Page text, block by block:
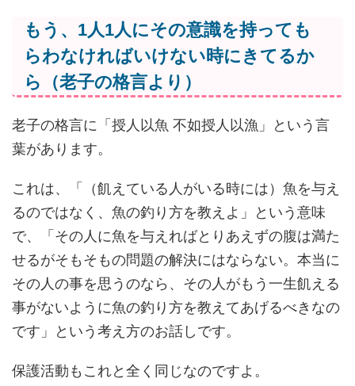
もう、1人1人にその意識を持っても
らわなければいけない時にきてるか
ら（老子の格言より）
老子の格言に「授人以魚 不如授人以漁」という言
葉があります。
これは、「（飢えている人がいる時には）魚を与え
るのではなく、魚の釣り方を教えよ」という意味
で、「その人に魚を与えればとりあえずの腹は満た
せるがそもそもの問題の解決にはならない。本当に
その人の事を思うのなら、その人がもう一生飢える
事がないように魚の釣り方を教えてあげるべきなの
です」という考え方のお話しです。
保護活動もこれと全く同じなのですよ。